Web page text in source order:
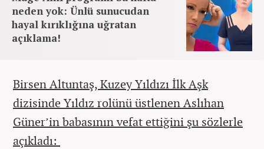
neden yok: Ünlü sunucudan
hayal kırıklığına uğratan
açıklama!
Birsen Altuntaş, Kuzey Yıldızı İlk Aşk
dizisinde Yıldız rolünü üstlenen Aslıhan
Güner’in babasının vefat ettiğini şu sözlerle
açıkladı: